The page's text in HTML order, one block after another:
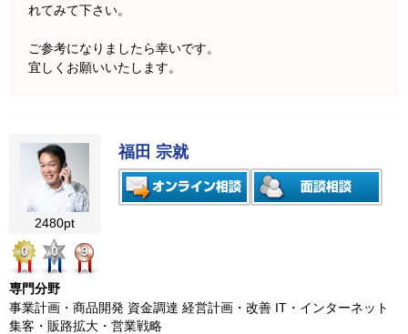
れてみて下さい。
ご参考になりましたら幸いです。
宜しくお願いいたします。
2480pt
0
0 9
福田 宗就
専門分野
事業計画・商品開発 資金調達 経営計画・改善 IT・インターネット
集客・販路拡大・営業戦略